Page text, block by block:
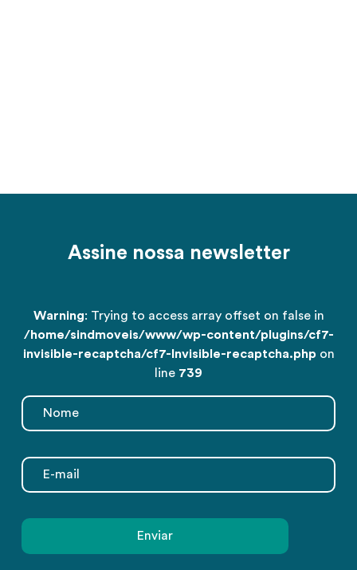
Assine nossa newsletter
Warning: Trying to access array offset on false in
/home/sindmoveis/www/wp-content/plugins/cf7-
invisible-recaptcha/cf7-Invisible-recaptcha.php on
line 739